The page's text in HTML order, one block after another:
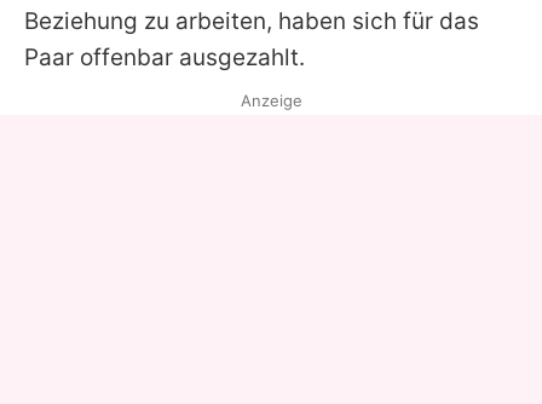
Beziehung zu arbeiten, haben sich für das
Paar offenbar ausgezahlt.
Anzeige